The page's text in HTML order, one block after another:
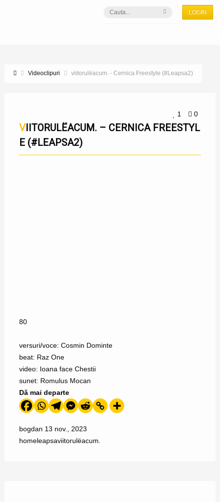
LOGIN
Videoclipuri viitorulëacum. - Cernica Freestyle (#Leapsa2)
1 0
VIITORULËACUM. – CERNICA FREESTYL
E (#LEAPSA2)
80
versuri/voce: Cosmin Dominte
beat: Raz One
video: Ioana face Chestii
sunet: Romulus Mocan
Dă mai departe
bogdan 13 nov., 2023
homeleapsaviitorulëacum.